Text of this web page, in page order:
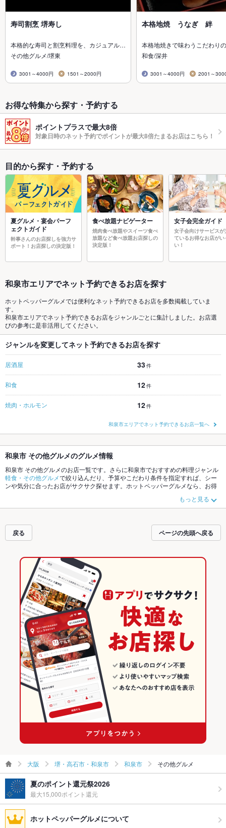
寿司割烹 堺寿し
本格的な寿司と割烹料理を、カジュアル…
その他グルメ/堺東
3001～4000円 1501～2000円
本格地焼 うなぎ 絆
本格地焼きで味わうこだわり
和食/深井
3001～4000円 2001～
お得な特集から探す・予約する
ポイントプラスで最大8倍
対象日時のネット予約でポイントが最大8倍たまるお店はこちら！
目的から探す・予約する
夏グルメ・宴会パーフ
ェクトガイド
幹事さんのお店探しを強力サ
ポート！お店探しの決定版！
食べ放題ナビゲーター
焼肉食べ放題やスイーツ食べ
放題など食べ放題お店探しの
決定版！
女子会完全ガイド
女子会向けサービスが
ているお得なお店がい
い！
和泉市エリアでネット予約できるお店を探す
ホットペッパーグルメでは便利なネット予約できるお店を多数掲載していま
す。
和泉市エリアでネット予約できるお店をジャンルごとに集計しました。お店選
びの参考に是非活用してください。
ジャンルを変更してネット予約できるお店を探す
居酒屋 33件
和食 12件
焼肉・ホルモン 12件
和泉市エリアでネット予約できるお店一覧へ
和泉市 その他グルメのグルメ情報
和泉市 その他グルメのお店一覧です。さらに和泉市でおすすめの料理ジャンル
軽食・その他グルメで絞り込んだり、予算やこだわり条件を指定すれば、シー
ンや気分に合ったお店がサクサク探せます。ホットペッパーグルメなら、お得
最新情報をご紹介しているので安心！24時間使える簡単便利なネット予約が使
えるお店も拡大中です。友達どうしの飲み会にも、会社の宴会にも、デートや
もっと見る
戻る ページの先頭へ戻る
大阪 堺・高石市・和泉市 和泉市 その他グルメ
夏のポイント還元祭2026
最大15,000ポイント還元
ホットペッパーグルメについて